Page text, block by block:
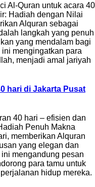
Al-Quran untuk acara 40
Hadiah dengan Nilai
Alquran sebagai
langkah yang penuh
yang mendalam bagi
mengingatkan para
menjadi amal jariyah
hari di Jakarta Pusat
40 hari – efisien dan
Penuh Makna
memberikan Alquran
yang elegan dan
mengandung pesan
para tamu untuk
hidup mereka.